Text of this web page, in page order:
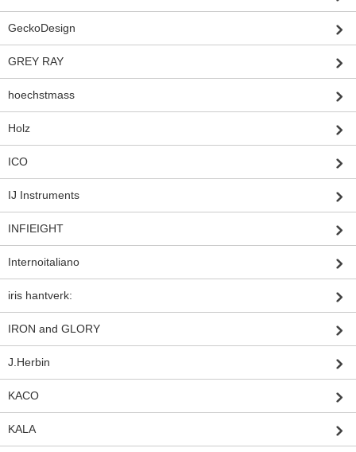
GeckoDesign
GREY RAY
hoechstmass
Holz
ICO
IJ Instruments
INFIEIGHT
Internoitaliano
iris hantverk:
IRON and GLORY
J.Herbin
KACO
KALA